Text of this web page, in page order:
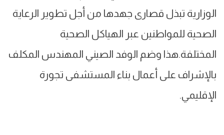
الوزارية تبذل قصارى جهدها من أجل تطوير الرعاية
الصحية للمواطنين عبر الهياكل الصحية
المختلفة.هذا وضم الوفد الصيني المهندس المكلف
بالإشراف على أعمال بناء المستشفى تجورة
الإقليمي.